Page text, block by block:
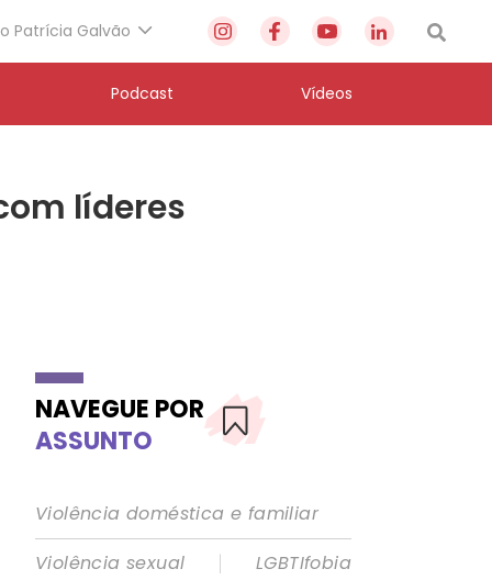
Patrícia Galvão
Podcast Vídeos
líderes
NAVEGUE POR
ASSUNTO
Violência doméstica e familiar
Violência sexual
|
LGBTIfobia